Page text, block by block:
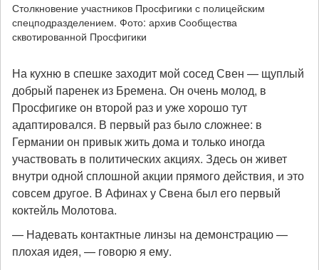
Столкновение участников Просфигики с полицейским
спецподразделением. Фото: архив Сообщества
сквотированной Просфигики
На кухню в спешке заходит мой сосед Свен — щуплый
добрый паренек из Бремена. Он очень молод, в
Просфигике он второй раз и уже хорошо тут
адаптировался. В первый раз было сложнее: в
Германии он привык жить дома и только иногда
участвовать в политических акциях. Здесь он живет
внутри одной сплошной акции прямого действия, и это
совсем другое. В Афинах у Свена был его первый
коктейль Молотова.
— Надевать контактные линзы на демонстрацию —
плохая идея, — говорю я ему.